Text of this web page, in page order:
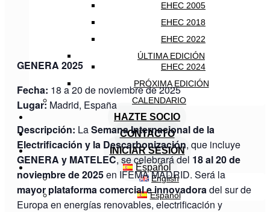
EHEC 2005
EHEC 2018
EHEC 2022
ÚLTIMA EDICIÓN
EHEC 2024
PRÓXIMA EDICIÓN
CALENDARIO
HAZTE SOCIO
CONTACTO
INICIAR SESIÓN
Español
English
Español
GENERA 2025
Fecha: 18 a 20 de noviembre de 2025
Lugar: Madrid, España
Descripción: LaSemana Internacional de la
Electrificación y la Descarbonización, que incluye
GENERA y MATELEC, se celebrará del 18 al 20 de
noviembre de 2025en IFEMA MADRID. Será la
mayor plataforma comercial e innovadoradel sur de
Europa en energías renovables, electrificación y